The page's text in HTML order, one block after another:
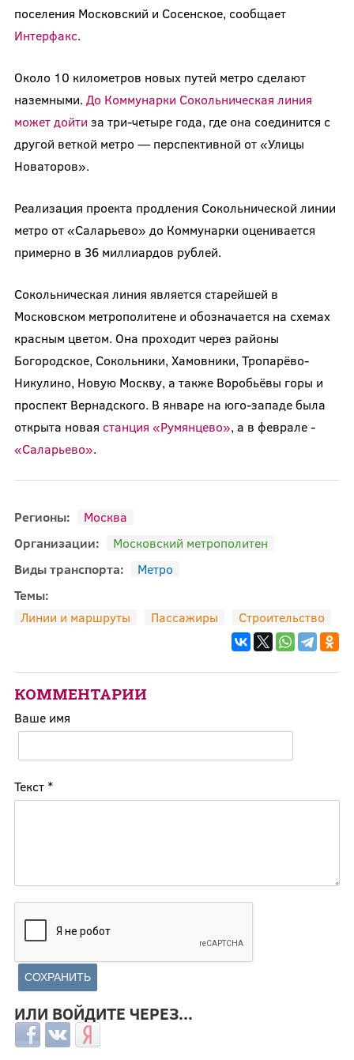
поселения Московский и Сосенское, сообщает
Интерфакс.
Около 10 километров новых путей метро сделают
наземными. До Коммунарки Сокольническая линия
может дойти за три-четыре года, где она соединится с
другой веткой метро — перспективной от «Улицы
Новаторов».
Реализация проекта продления Сокольнической линии
метро от «Саларьево» до Коммунарки оценивается
примерно в 36 миллиардов рублей.
Сокольническая линия является старейшей в
Московском метрополитене и обозначается на схемах
красным цветом. Она проходит через районы
Богородское, Сокольники, Хамовники, Тропарёво-
Никулино, Новую Москву, а также Воробьёвы горы и
проспект Вернадского. В январе на юго-западе была
открыта новая станция «Румянцево», а в феврале -
«Саларьево».
Регионы:
Москва
Организации:
Московский метрополитен
Виды транспорта:
Метро
Темы:
Линии и маршруты
Пассажиры Строительство
КОММЕНТАРИИ
Ваше имя
Текст *
ИЛИ ВОЙДИТЕ ЧЕРЕЗ...
Login with Facebook
Login with ВКонтакте
Login with Яндекс